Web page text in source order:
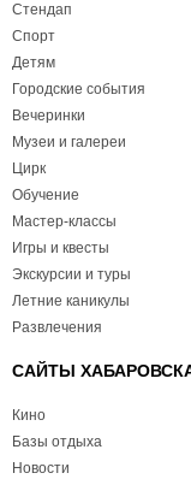
Стендап
Спорт
Детям
Городские события
Вечеринки
Музеи и галереи
Цирк
Обучение
Мастер-классы
Игры и квесты
Экскурсии и туры
Летние каникулы
Развлечения
САЙТЫ
Кино
Базы отдыха
Новости